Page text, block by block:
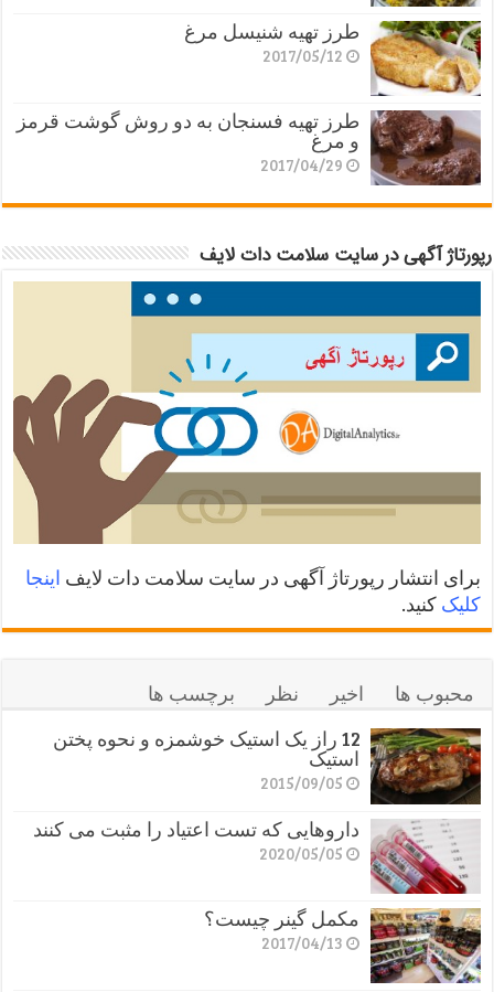
طرز تهیه شنیسل مرغ
2017/05/12
طرز تهیه فسنجان به دو روش گوشت قرمز
و مرغ
2017/04/29
رپورتاژ آگهی در سایت سلامت دات لایف
برای انتشار رپورتاژ آگهی در سایت سلامت دات لایف اینجا
کلیک کنید.
محبوب ها اخیر نظر
برچسب ها
12 راز یک استیک خوشمزه و نحوه پختن
استیک
2015/09/05
داروهایی که تست اعتیاد را مثبت می کنند
2020/05/05
مکمل گینر چیست؟
2017/04/13